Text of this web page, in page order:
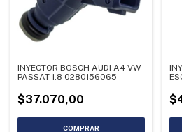
INYECTOR BOSCH AUDI A4 VW
PASSAT 1.8 0280156065
$37.070,00